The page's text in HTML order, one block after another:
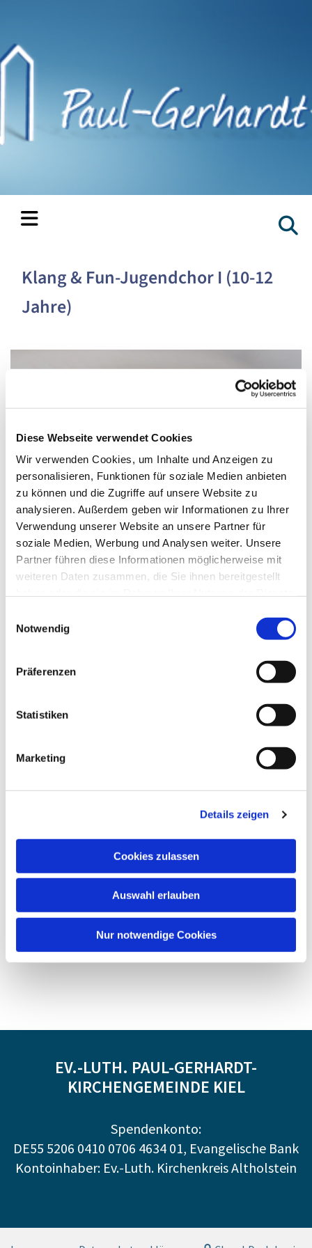
Diese Webseite verwendet Cookies
Wir verwenden Cookies, um Inhalte und Anzeigen zu
personalisieren, Funktionen für soziale Medien anbieten
zu können und die Zugriffe auf unsere Website zu
analysieren. Außerdem geben wir Informationen zu Ihrer
Verwendung unserer Website an unsere Partner für
soziale Medien, Werbung und Analysen weiter. Unsere
Partner führen diese Informationen möglicherweise mit
weiteren Daten zusammen, die Sie ihnen bereitgestellt
Notwendig
Präferenzen
Statistiken
Marketing
Details zeigen
Cookies zulassen
Auswahl erlauben
Nur notwendige Cookies
Klang & Fun-Jugendchor I (10-12
Jahre)
Donnerstag, 2. September 2027, 16:00 -
16:45 Uhr
Paul-Gerhardt-Kirchengemeinde,
EV.-LUTH. PAUL-GERHARDT-
KIRCHENGEMEINDE KIEL
Spendenkonto:
DE55 5206 0410 0706 4634 01, Evangelische Bank
Kontoinhaber: Ev.-Luth. Kirchenkreis Altholstein